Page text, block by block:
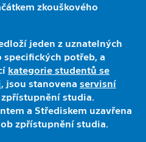
zkouškového
jeden z uznatelných
potřeb, a
kategorie studentů se
, jsou stanovena servisní
studia.
a Střediskem uzavřena
zpřístupnění studia.